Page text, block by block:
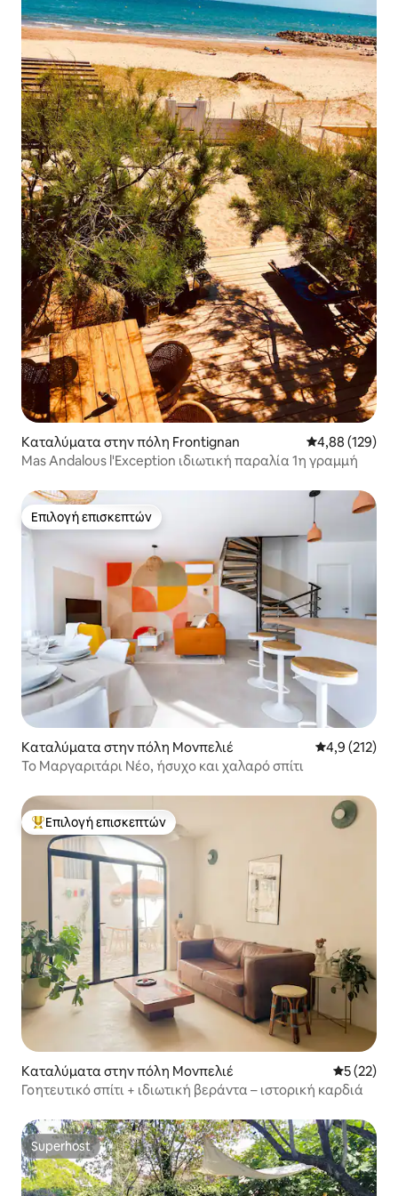
Καταλύματα στην πόλη Frontignan Μέση
4,88 (129)
Mas Andalous l'Exception ιδιωτική παραλία 1η γραμμή
Επιλογή επισκεπτών
Επιλογή επισκεπτών
Καταλύματα στην πόλη Μονπελιέ Μέση
4,9 (212)
Το Μαργαριτάρι Νέο, ήσυχο και χαλαρό σπίτι
Κορυφαία επιλογή επισκεπτών
Επιλογή επισκεπτών
Καταλύματα στην πόλη Μονπελιέ Μέση
5 (22)
Γοητευτικό σπίτι + ιδιωτική βεράντα – ιστορική καρδιά
Superhost
Superhost